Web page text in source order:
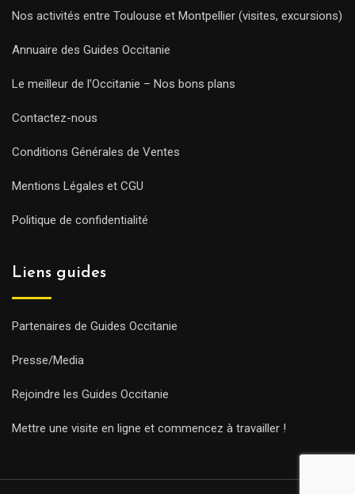
Nos activités entre Toulouse et Montpellier (visites, excursions)
Annuaire des Guides Occitanie
Le meilleur de l’Occitanie – Nos bons plans
Contactez-nous
Conditions Générales de Ventes
Mentions Légales et CGU
Politique de confidentialité
Liens guides
Partenaires de Guides Occitanie
Presse/Media
Rejoindre les Guides Occitanie
Mettre une visite en ligne et commencez à travailler !